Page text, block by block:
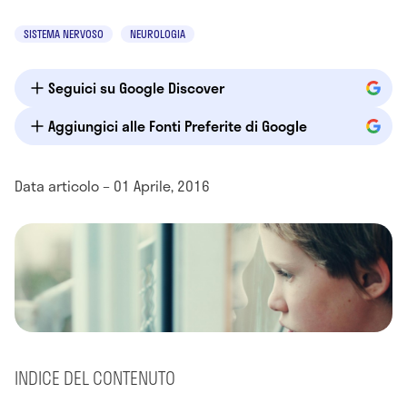
SISTEMA NERVOSO NEUROLOGIA
Seguici su Google Discover
Aggiungici alle Fonti Preferite di Google
Data articolo – 01 Aprile, 2016
INDICE DEL CONTENUTO